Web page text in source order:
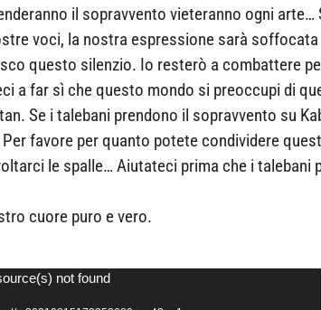
il sopravvento vieteranno ogni
voci, la nostra espressione sarà
questo silenzio. Io resterò a combattere
a far sì che questo mondo si preoccupi di
Se i talebani prendono il sopravvento su
favore per quanto potete condividere
le spalle… Aiutateci prima che i talebani
cuore puro e vero.
not found